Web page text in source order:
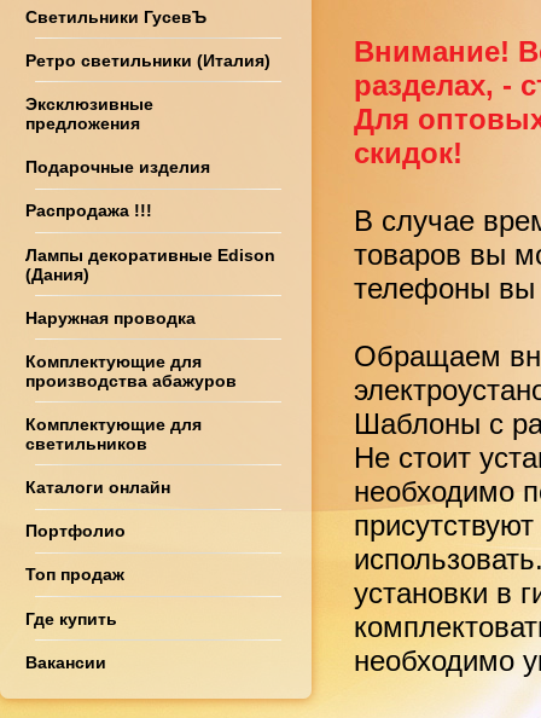
Светильники ГусевЪ
Ретро светильники (Италия)
Эксклюзивные
предложения
Подарочные изделия
Распродажа !!!
Лампы декоративные Edison
(Дания)
Наружная проводка
Комплектующие для
производства абажуров
Комплектующие для
светильников
Каталоги онлайн
Портфолио
Топ продаж
Где купить
Вакансии
Внимание!
разделах, -
Для
скидок!
В случае
товаров вы
телефоны вы
Обращаем
Шаблоны с
Не стоит
необходимо
установки в
необходимо